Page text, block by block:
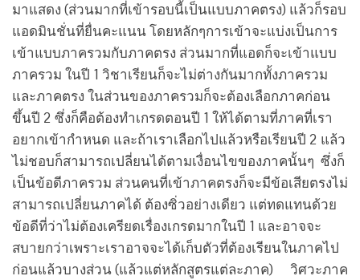
มาแสดง (ส่วนมากที่เข้ารอบนี้เป็นแบบภาคตรง) แล้วก็รอบ
แอดมินชั่นที่ยื่นคะแนน โดยหลักๆการเข้าจะแบ่งเป็นการ
เข้าแบบภาครวมกับภาคตรง ส่วนมากที่แอดก็จะเข้าแบบ
ภาครวม ในปี 1 วิชาเรียนก็จะไม่ต่างกันมากทั้งภาครวม
และภาคตรง ในส่วนของภาครวมก็จะต้องเลือกภาคก่อน
ขึ้นปี 2 ซึ่งก็คือต้องทำเกรดตอนปี 1 ให้ได้ตามที่ภาคที่เรา
อยากเข้ากำหนด และถ้าเราเลือกไปแล้วหรือเรียนปี 2 แล้ว
ไม่ชอบก็สามารถเปลี่ยนได้ตามเงื่อนไขของภาคนั้นๆ ซึ่งก็
เป็นข้อดีภาครวม ส่วนคนที่เข้าภาคตรงก็จะมีข้อเสียตรงไม่
สามารถเปลี่ยนภาคได้ ต้องซิ่วอย่างเดียว แต่ทดแทนด้วย
ข้อดีที่ว่าไม่ต้องเครียดเรื่องเกรดมากในปี 1 และอาจจะ
สบายกว่าเพราะเราอาจจะได้เก็บตัวที่ต้องเรียนในภาคไป
ก่อนแล้วบางส่วน (แล้วแต่หลักสูตรแต่ละภาค) วิศวะภาค